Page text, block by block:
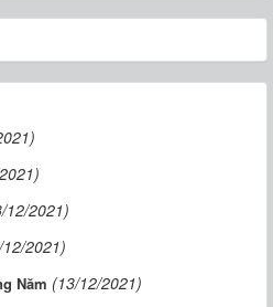
12/2021)
2021)
Năm (13/12/2021)